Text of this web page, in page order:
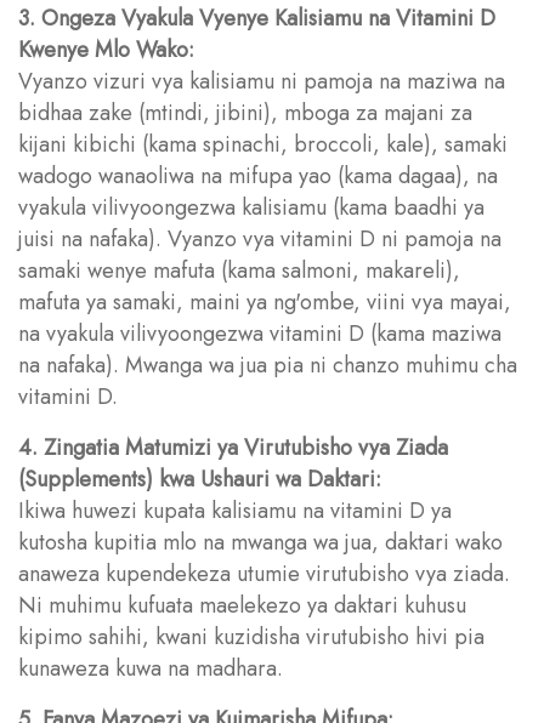
3. Ongeza Vyakula Vyenye Kalisiamu na Vitamini D
Kwenye Mlo Wako:
Vyanzo vizuri vya kalisiamu ni pamoja na maziwa na
bidhaa zake (mtindi, jibini), mboga za majani za
kijani kibichi (kama spinachi, broccoli, kale), samaki
wadogo wanaoliwa na mifupa yao (kama dagaa), na
vyakula vilivyoongezwa kalisiamu (kama baadhi ya
juisi na nafaka). Vyanzo vya vitamini D ni pamoja na
samaki wenye mafuta (kama salmoni, makareli),
mafuta ya samaki, maini ya ng'ombe, viini vya mayai,
na vyakula vilivyoongezwa vitamini D (kama maziwa
na nafaka). Mwanga wa jua pia ni chanzo muhimu cha
vitamini D.
4. Zingatia Matumizi ya Virutubisho vya Ziada
(Supplements) kwa Ushauri wa Daktari:
Ikiwa huwezi kupata kalisiamu na vitamini D ya
kutosha kupitia mlo na mwanga wa jua, daktari wako
anaweza kupendekeza utumie virutubisho vya ziada.
Ni muhimu kufuata maelekezo ya daktari kuhusu
kipimo sahihi, kwani kuzidisha virutubisho hivi pia
kunaweza kuwa na madhara.